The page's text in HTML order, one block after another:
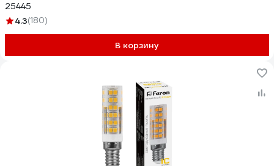
25445
4.3(180)
В корзину